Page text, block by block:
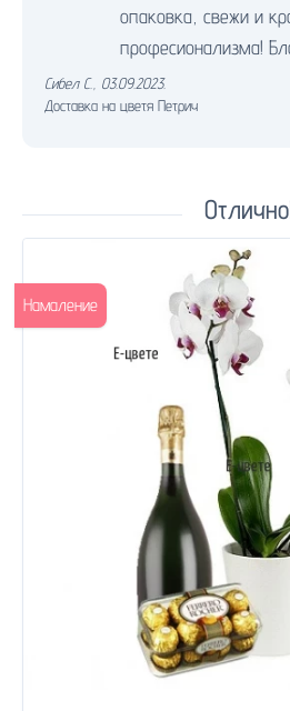
опаковка, свежи и
професионализма!
Сибел С. 03.09.2023.
Доставка на цветя Петрич
Намаление